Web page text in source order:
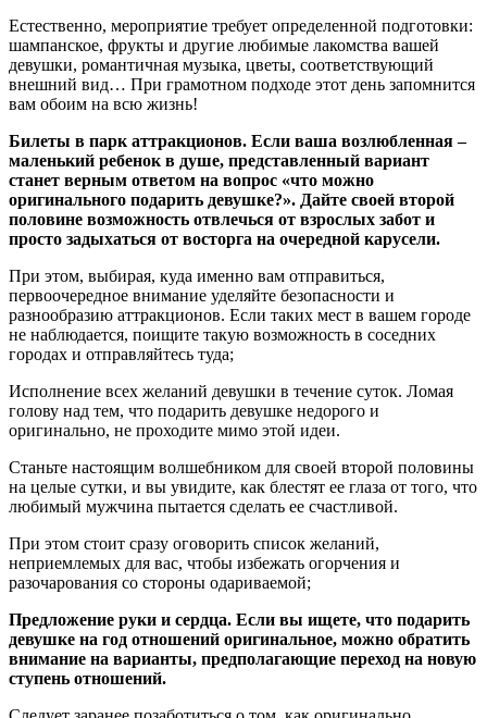
Естественно, мероприятие требует определенной подготовки:
шампанское, фрукты и другие любимые лакомства вашей
девушки, романтичная музыка, цветы, соответствующий
внешний вид… При грамотном подходе этот день запомнится
вам обоим на всю жизнь!
Билеты в парк аттракционов. Если ваша возлюбленная –
маленький ребенок в душе, представленный вариант
станет верным ответом на вопрос «что можно
оригинального подарить девушке?». Дайте своей второй
половине возможность отвлечься от взрослых забот и
просто задыхаться от восторга на очередной карусели.
При этом, выбирая, куда именно вам отправиться,
первоочередное внимание уделяйте безопасности и
разнообразию аттракционов. Если таких мест в вашем городе
не наблюдается, поищите такую возможность в соседних
городах и отправляйтесь туда;
Исполнение всех желаний девушки в течение суток. Ломая
голову над тем, что подарить девушке недорого и
оригинально, не проходите мимо этой идеи.
Станьте настоящим волшебником для своей второй половины
на целые сутки, и вы увидите, как блестят ее глаза от того, что
любимый мужчина пытается сделать ее счастливой.
При этом стоит сразу оговорить список желаний,
неприемлемых для вас, чтобы избежать огорчения и
разочарования со стороны одариваемой;
Предложение руки и сердца. Если вы ищете, что подарить
девушке на год отношений оригинальное, можно обратить
внимание на варианты, предполагающие переход на новую
ступень отношений.